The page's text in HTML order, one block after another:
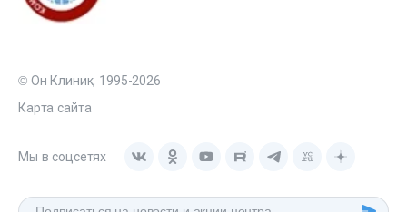
© Он Клиник, 1995-2026
Карта сайта
Мы в соцсетях